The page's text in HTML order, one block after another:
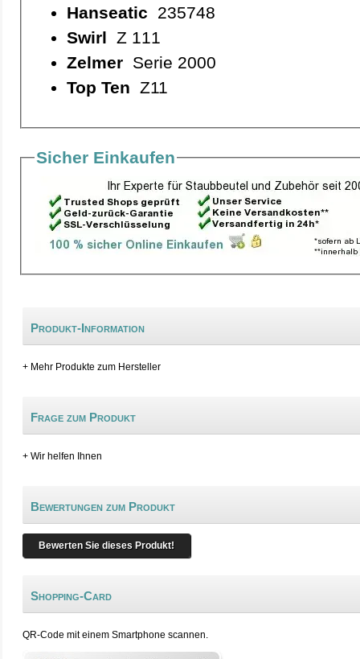
Hanseatic 235748
Swirl Z 111
ZelmerSerie 2000
Top Ten Z11
Sicher Einkaufen
Produkt-Information
+ Mehr Produkte zum Hersteller
Frage zum Produkt
+ Wir helfen Ihnen
Bewertungen zum Produkt
Bewerten Sie dieses Produkt!
Shopping-Card
QR-Code mit einem Smartphone scannen.